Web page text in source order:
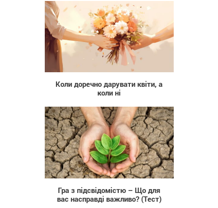
Коли доречно дарувати квіти, а
коли ні
61 946
Гра з підсвідомістю – Що для
вас насправді важливо? (Тест)